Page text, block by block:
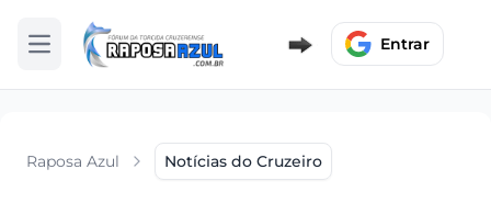
Abrir menu Entrar
Raposa Azul Notícias do Cruzeiro